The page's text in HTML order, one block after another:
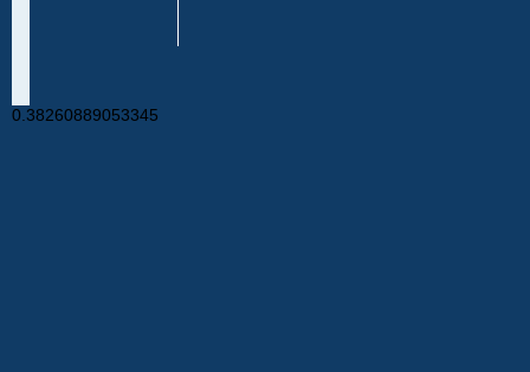
0.38260889053345